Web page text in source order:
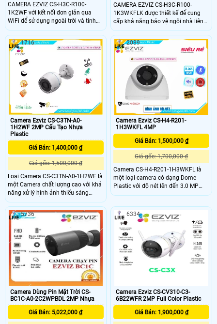
CAMERA EZVIZ CS-H3C-R100-
1K2WF với kết nối đơn giản qua
WiFi để sử dụng ngoài trời và tính
năng thông minh thì H3c có thể là
lựa chọn tốt nhất mà bạn sẽ tìm
thấy. CAMERA EZVIZ CS-H3C-R100-
1K2WF được thiết kế tốt để cung
cấp khả năng bảo vệ đáng tin cậy từ
ngày đến đêm, bao gồm phát hiện
con người do AI hỗ trợ
CAMERA EZVIZ CS-H3C-R100-
1K3WKFLK được thiết kế để cung
cấp khả năng bảo vệ ngôi nhà liên
tục 24/7 theo cách thông minh.
Hoạt động như một người bảo vệ
ngoài trời cho hầu hết các ngôi nhà,
máy ảnh này hiển thị video 2K siêu
sắc nét và tầm nhìn ban đêm đầy
màu sắc, đồng thời đủ thông minh
để phát hiện các hoạt động của con
người và cung cấp khả năng phòng
thủ chủ động
Camera Ezviz CS-C3TN-A0-
1H2WF 2MP Cấu Tạo Nhựa
Plastic
Giá Bán: 1,400,000 ₫
Giá gốc: 1,500,000 ₫
Loại Camera CS-C3TN-A0-1H2WF là
một Camera chất lượng cao với khả
năng xử lý hình ảnh thiếu sáng
đồng thời hỗ trợ chất lượng hình
FULL HD 1080P. Với tính năng Hồng
Ngoại Smart IR, camera này có thể
ánh sáng
1716
Camera Ezviz CS-H4-R201-
1H3WKFL 4MP
Giá Bán: 1,500,000 ₫
Giá gốc: 1,700,000 ₫
Camera CS-H4-R201-1H3WKFL là
một loại camera có dạng Dome
Plastic với độ nét lên đến 3.0 MP
cho hình ảnh rõ nét. Camera cũng
giúp hiển thị hình ảnh chất lượng tốt
dù trong điều kiện ánh sáng yếu Đây
là một lựa chọn tuyệt vời cho việc
an ninh và giám sát trong văn
phòng hoặc các khu vực khác
2039
Camera Dùng Pin Mặt Trời CS-
BC1C-A0-2C2WPBDL 2MP Nhựa
Giá Bán: 5,022,000 ₫
5736
Camera Ezviz CS-CV310-C3-
6B22WFR 2MP Full Color Plastic
Giá Bán: 1,900,000 ₫
6334